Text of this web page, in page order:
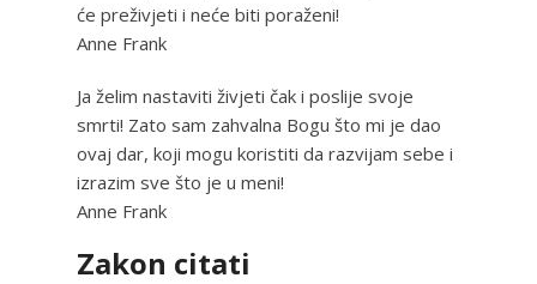
će preživjeti i neće biti poraženi!
Anne Frank
Ja želim nastaviti živjeti čak i poslije svoje
smrti! Zato sam zahvalna Bogu što mi je dao
ovaj dar, koji mogu koristiti da razvijam sebe i
izrazim sve što je u meni!
Anne Frank
Zakon citati